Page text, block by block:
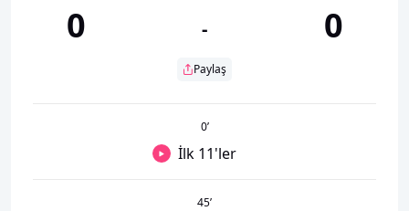
0 -
Paylaş
0
0’
İlk 11'ler
45’